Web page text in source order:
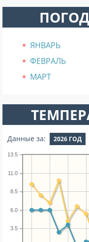
ЯНВАРЬ
ФЕВРАЛЬ
МАРТ
Данные за: 2026 ГОД
3.5
6.0
8.5
11.0
13.5